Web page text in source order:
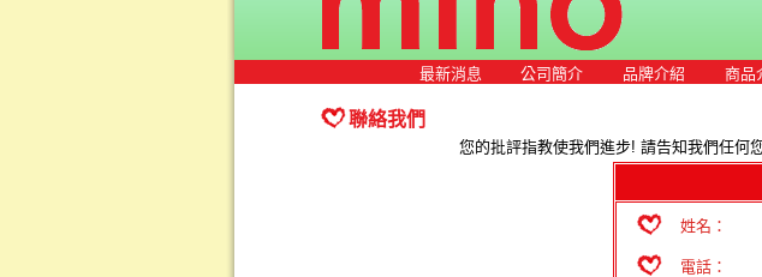
最新消息 公司簡介 品牌介紹 商品
聯絡我們
您的批評指教使我們進步! 請告知我們任何
姓名：
電話：